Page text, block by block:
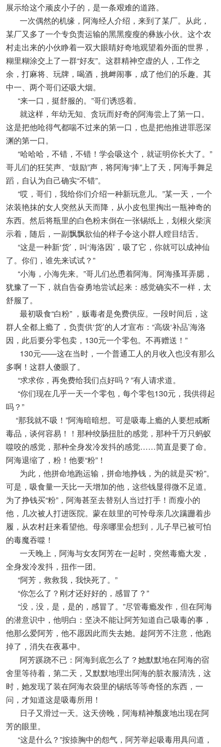
展示给这个顽皮小子的，是一条艰难的道路。
一次偶然的机缘，阿海经人介绍，来到了某厂。从此，
某厂又多了一个专负责运输的黑黑瘦瘦的彝族小伙。这个农
村走出来的小伙睁着一双大眼睛好奇地观望着外面的世界，
糊里糊涂交上了一群“好友”。这群精神空虚的人，工作之
余，打麻将、玩牌，喝酒，挑衅闹事，成了他们的乐趣。其
中一、两个哥们还吸大烟。
“来一口，挺舒服的。”哥们诱惑着。
就这样，年幼无知、贪玩而好奇的阿海尝上了第一口。
这是把他呛得气都喘不过来的第一口，也是把他推进罪恶深
渊的第一口。
“哈哈哈，不错，不错！学会吸这个，就证明你长大了。”
哥儿们的狂笑声、“鼓励”声，将阿海“捧”上了天，阿海手舞足
蹈，自认为自己确实“不错”。
“哎，哥们，我给你们介绍一种新玩意儿。”某一天，一个
浓装艳抹的女人突然从天而降，从小皮包里掏出一瓶神奇的
东西。然后将瓶里的白色粉末倒在一张锡纸上，划根火柴演
示着，随后，一副飘飘欲仙的样子令这小群人瞠目结舌。
“这是一种新‘货’，叫‘海洛因’，吸了它，你就可以成神仙
了。你们，谁先来试试？”
“小海，小海先来。”哥儿们怂恿着阿海。阿海搔耳弄腮，
犹豫了一下，就自告奋勇地尝试起来：感觉确实不一样，太
舒服了。
最初吸食“白粉” ，贩毒者是免费供应。一段时间后，这
群人全都上瘾了，负责供‘货’的人才宣布：“高级‘补品’海洛
因，此后要分零包卖，130元一个零包。不再赠送！”
130元——这在当时，一个普通工人的月收入也没有那么
多啊！这群人傻眼了。
“求求你，再免费给我们点好吗？”有人请求道。
“你们现在几乎一天一个零包，每个零包130元，我供得起
吗？”
“那我就不吸！”阿海暗暗想。可是吸毒上瘾的人要想戒断
毒品，谈何容易！！那种绞肠扭肚的感觉，那种千万只蚂蚁
噬咬的感觉，那种全身发冷发抖的感觉……简直是要了命。
阿海退缩了，粉！他要“粉”！
为此，他拼命地跑运输，拼命地挣钱，为的就是买“粉”。
可是，吸食量一天比一天增加的他，这些钱显得微不足道。
为了挣钱买“粉”，阿海甚至去替别人当过打手！而瘦小的
他，几次被人打进医院。蒙在鼓里的可怜母亲几次蹒跚着步
履，从农村赶来看望他。母亲哪里会想到，儿子早已被可怕
的毒魔吞噬！
一天晚上，阿海与女友阿芳在一起时，突然毒瘾大发，
全身发冷发抖，扭作一团。
“阿芳，救救我，我快死了。”
“你怎么了？刚才还好好的，感冒了？”
“没，没，是，是的，感冒了。”尽管毒瘾发作，但在阿海
的潜意识中，他明白：坚决不能让阿芳知道自己吸毒的事，
他那么爱阿芳，他不愿因此而失去她。趁阿芳不注意，他跑
掉了，消失在夜幕中。
阿芳蹊跷不已：阿海到底怎么了？她默默地在阿海的宿
舍里等待着，第二天，又默默地理出阿海的脏衣服清洗，这
时，她发现了装在阿海衣袋里的锡纸等等奇怪的东西，一
问，才知道这是吸毒所用！
日子又滑过一天。这天傍晚，阿海精神颓废地出现在阿
芳的眼里。
“这是什么？”按捺胸中的怨气，阿芳举起吸毒用具问道，